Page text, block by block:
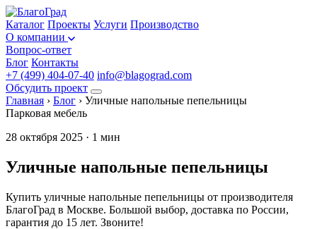
Каталог Проекты Услуги Производство
О компании
Вопрос-ответ
Блог Контакты
+7 (499) 404-07-40 info@blagograd.com
Обсудить проект
Главная › Блог › Уличные напольные пепельницы
Парковая мебель
28 октября 2025 · 1 мин
Уличные напольные пепельницы
Купить уличные напольные пепельницы от производителя
БлагоГрад в Москве. Большой выбор, доставка по России,
гарантия до 15 лет. Звоните!